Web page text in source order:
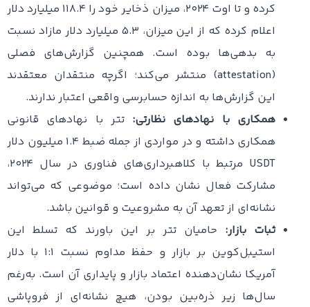
کرده و تا اوت ۲۰۲۴، میزان ذخایر خود را ۱۱۸.۴ میلیارد دلار
اعلام کرده که از این میزان، ۵.۳ میلیارد دلار مازاد نسبت
به بدهی‌ها بوده است. همچنین گزارش‌های فصلی
(attestation) منتشر می‌کند؛ اگرچه منتقدان معتقدند
این گزارش‌ها به اندازه حسابرسی واقعی اعتبار ندارند.
همکاری با نهادهای نظارتی: تتر با نهادهای قانونی
همکاری داشته و در مواردی از جمله ضبط ۱.۴ میلیون دلار
USDT مرتبط با کلاهبرداری‌های فناوری در سال ۲۰۲۴،
مشارکت فعال نشان داده است؛ موضوعی که می‌تواند
نشانه‌ای از تعهد آن به مشروعیت و قوانین باشد.
ثبات بازار: حامیان تتر بر این باورند که تسلط این
استیبل‌کوین بر بازار و حفظ مداوم نسبت ۱:۱ با دلار
آمریکا نشان‌دهنده اعتماد بازار و پایداری آن است. به‌رغم
سال‌ها زیر ذره‌بین بودن، هیچ نشانه‌ای از فروپاشی